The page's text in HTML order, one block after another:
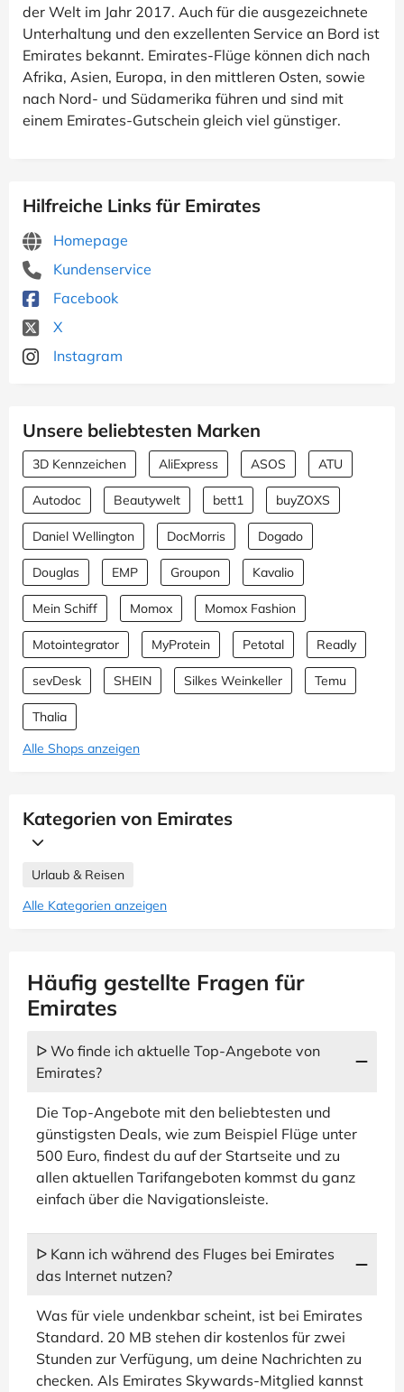
der Welt im Jahr 2017. Auch für die ausgezeichnete
Unterhaltung und den exzellenten Service an Bord ist
Emirates bekannt. Emirates-Flüge können dich nach
Afrika, Asien, Europa, in den mittleren Osten, sowie
nach Nord- und Südamerika führen und sind mit
einem Emirates-Gutschein gleich viel günstiger.
Hilfreiche Links für Emirates
Homepage
Kundenservice
Facebook
X
Instagram
Unsere beliebtesten Marken
3D Kennzeichen AliExpress ASOS ATU
Autodoc Beautywelt bett1 buyZOXS
Daniel Wellington DocMorris Dogado
Douglas EMP Groupon Kavalio
Mein Schiff Momox Momox Fashion
Motointegrator MyProtein Petotal Readly
sevDesk SHEIN Silkes Weinkeller Temu
Thalia
Alle Shops anzeigen
Kategorien von Emirates
Urlaub & Reisen
Alle Kategorien anzeigen
Häufig gestellte Fragen für
Emirates
ᐅ Wo finde ich aktuelle Top-Angebote von
Emirates?
Die Top-Angebote mit den beliebtesten und
günstigsten Deals, wie zum Beispiel Flüge unter
500 Euro, findest du auf der Startseite und zu
allen aktuellen Tarifangeboten kommst du ganz
einfach über die Navigationsleiste.
ᐅ Kann ich während des Fluges bei Emirates
das Internet nutzen?
Was für viele undenkbar scheint, ist bei Emirates
Standard. 20 MB stehen dir kostenlos für zwei
Stunden zur Verfügung, um deine Nachrichten zu
checken. Als Emirates Skywards-Mitglied kannst